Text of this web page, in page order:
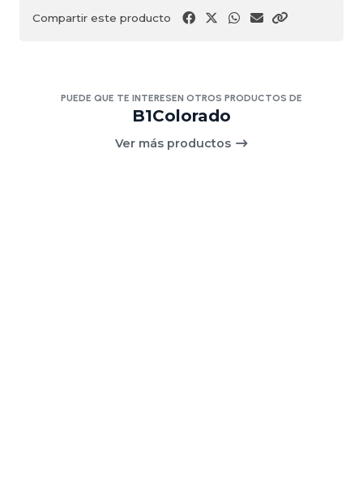
Compartir este producto
PUEDE QUE TE INTERESEN OTROS PRODUCTOS DE
B1Colorado
Ver más productos